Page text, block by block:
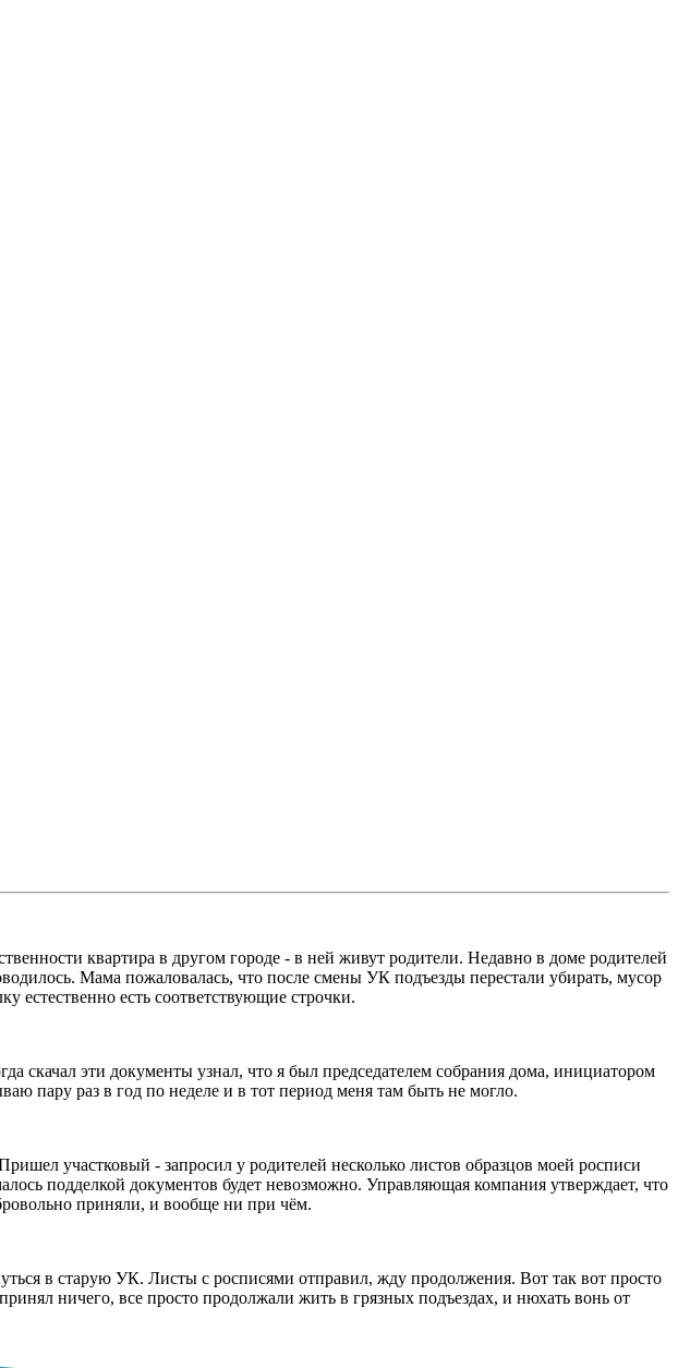
квартира в другом городе - в ней живут родители. Недавно в доме родителей
Мама пожаловалась, что после смены УК подъезды перестали убирать, мусор
естественно есть соответствующие строчки.
эти документы узнал, что я был председателем собрания дома, инициатором
пару раз в год по неделе и в тот период меня там быть не могло.
участковый - запросил у родителей несколько листов образцов моей росписи
подделкой документов будет невозможно. Управляющая компания утверждает, что
приняли, и вообще ни при чём.
в старую УК. Листы с росписями отправил, жду продолжения. Вот так вот просто
ничего, все просто продолжали жить в грязных подъездах, и нюхать вонь от